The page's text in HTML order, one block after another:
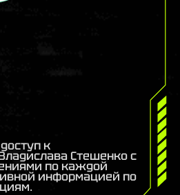
к
Стешенко с
по каждой
информацией по